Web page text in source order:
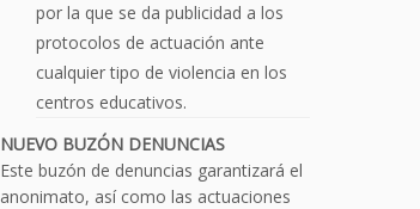
por la que se da publicidad a los
protocolos de actuación ante
cualquier tipo de violencia en los
centros educativos.
NUEVO BUZÓN DENUNCIAS
Este buzón de denuncias garantizará el
anonimato, así como las actuaciones